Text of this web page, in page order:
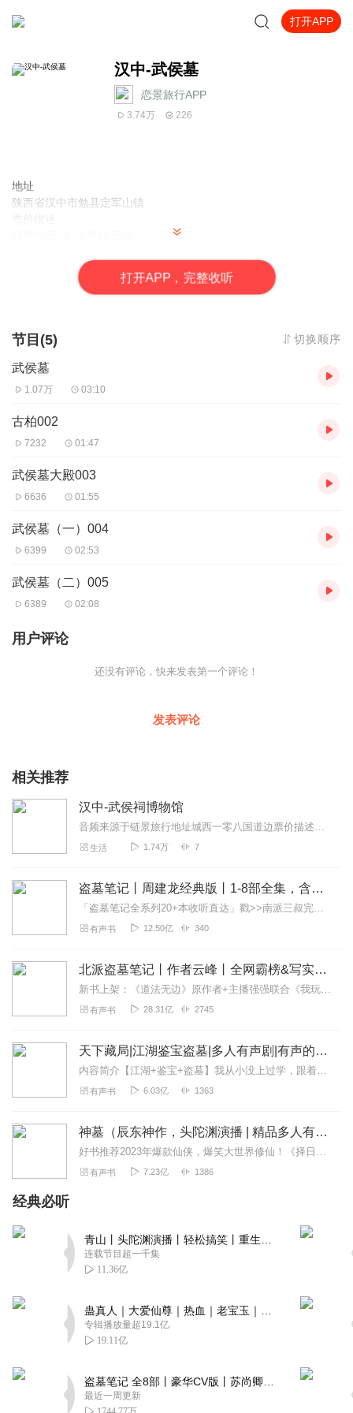
打开APP
汉中-武侯墓
恋景旅行APP
3.74万 226
地址
陕西省汉中市勉县定军山镇
旺季：8:00-18：00淡季：8:30-17:30
打开APP，完整收听
节目(5) 切换顺序
武侯墓
1.07万 03:10
古柏002
7232 01:47
武侯墓大殿003
6636 01:55
武侯墓（一）004
6399 02:53
武侯墓（二）005
6389 02:08
用户评论
还没有评论，快来发表第一个评论！
发表评论
相关推荐
汉中-武侯祠博物馆
音频来源于链景旅行地址城西一零八国道边票价描述暂无开放时间全天乘车信息暂无
生活 1.74万 7
盗墓笔记丨周建龙经典版丨1-8部全集，含《七星鲁王宫》、《秦岭神树》、《云顶天宫》、《蛇沼鬼城》、《谜海归巢》、《阴山古楼》、《邛笼石影》、《大结局上下》|南派三叔经典作|盗墓探险
「盗墓笔记全系列20+本收听直达」戳>>南派三叔完整版《盗墓笔记》，官方正版！《盗墓笔记》周建龙有声版。一部五十年前发现的千年古卷，超好听的盗墓小说！《盗墓...
有声书 12.50亿 340
北派盗墓笔记丨作者云峰丨全网霸榜&写实盗墓文| 灵异探险|我在地底挖宝贝又名北境摸金人北境校尉疯狂盗贼
新书上架：《道法无边》原作者+主播强强联合《我玩凶宅的那些年》上线啦！限时免费！速速点击！内容简介我是一个东北山村的穷小子，二十世纪初，为了出人头地，我加入了一...
有声书 28.31亿 2745
天下藏局|江湖鉴宝盗墓|多人有声剧|有声的紫襟团队出品
内容简介【江湖+鉴宝+盗墓】我从小没上过学，跟着一位漂亮女人学了十年手艺。十年时间，她锻造了我一对“鬼眼”，辨识天下奇珍异宝。练就了我一双“佛手”，破局下套横...
有声书 6.03亿 1363
神墓（辰东神作，头陀渊演播 | 精品多人有声剧）
好书推荐2023年爆款仙侠，爆笑大世界修仙！《择日飞升》点击传送头陀渊工作室超震撼有声剧《头狼》点击收听！内容简介一个死去万载岁月的平凡青年从远古神墓中复活而...
有声书 7.23亿 1386
经典必听
连载节目超一千集
11.36亿
专辑播放量超19.1亿
19.11亿
最近一周更新